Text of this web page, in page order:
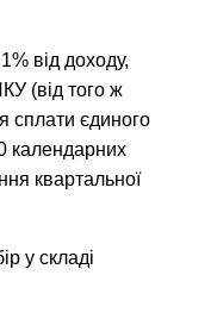
від доходу,
(від того ж
сплати єдиного
календарних
квартальної
у складі